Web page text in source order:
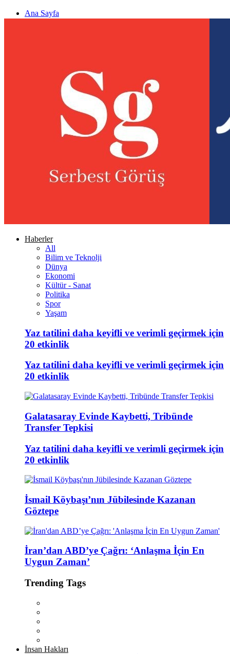
Ana Sayfa
Haberler
All
Bilim ve Teknolji
Dünya
Ekonomi
Kültür - Sanat
Politika
Spor
Yaşam
Yaz tatilini daha keyifli ve verimli geçirmek için
20 etkinlik
Yaz tatilini daha keyifli ve verimli geçirmek için
20 etkinlik
Galatasaray Evinde Kaybetti, Tribünde
Transfer Tepkisi
Yaz tatilini daha keyifli ve verimli geçirmek için
20 etkinlik
İsmail Köybaşı’nın Jübilesinde Kazanan
Göztepe
İran’dan ABD’ye Çağrı: ‘Anlaşma İçin En
Uygun Zaman’
Trending Tags
İnsan Hakları